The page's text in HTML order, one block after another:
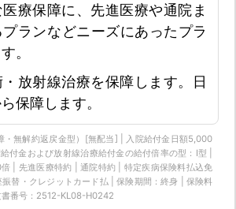
療保障に、先進医療や通院ま
ランなどニーズにあったプラ
。
・放射線治療を保障します。日
保障します。
・無解約返戻金型）[無配当] | 入院給付金日額5,000
付金および放射線治療給付金の給付倍率の型：I型 |
| 先進医療特約 | 通院特約 | 特定疾病保険料払込免
替・クレジットカード払 | 保険期間：終身 | 保険料
書番号：2512-KL08-H0242